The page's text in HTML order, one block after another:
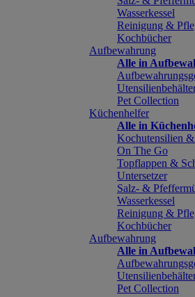
Wasserkessel
Reinigung &
Kochbücher
Aufbewahrung
Alle in
Pet Collection
Küchenhelfer
Alle in
Kochutensilien &
On The Go
Topflappen &
Untersetzer
Salz- &
Wasserkessel
Reinigung &
Kochbücher
Aufbewahrung
Alle in
Pet Collection